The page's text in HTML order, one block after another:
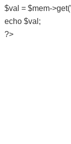
$val = $mem-
echo $val;
?>